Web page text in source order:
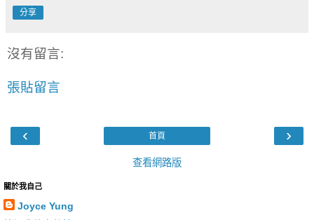
分享
沒有留言:
張貼留言
‹ ›
首頁
查看網路版
關於我自己
Joyce Yung